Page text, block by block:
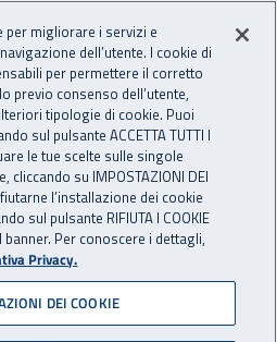
Nazionale
E
Apri cerca
Ambiti di ricerca
Scale portatili
per migliorare i servizi e
dell’utente. I cookie di
per permettere il corretto
previo consenso dell’utente,
tipologie di cookie. Puoi
sul pulsante ACCETTA TUTTI I
le tue scelte sulle singole
su IMPOSTAZIONI DEI
l’installazione dei cookie
sul pulsante RIFIUTA I COOKIE
banner. Per conoscere i dettagli,
Privacy.
DEI COOKIE